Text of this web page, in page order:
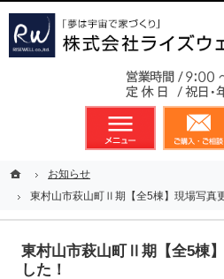
ホームお知らせ
東村山市萩山町Ⅱ期【全5棟】現場写真
東村山市萩山町Ⅱ期【全5棟
した！
メニュー
ホームお知らせ
東村山市萩山町Ⅱ期【全5棟】現場写真